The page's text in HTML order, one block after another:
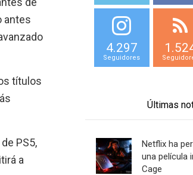
antes
títulos
PS5,
a
4.297
Seguidores
Últimas
Netflix ha
una película
Cage